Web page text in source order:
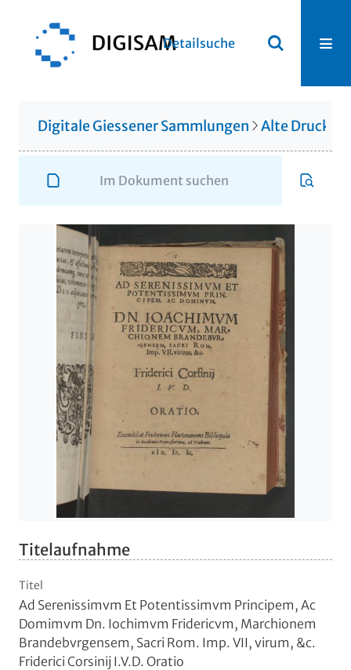
Detailsuche
Digitale Giessener Sammlungen Alte Drucke
Titelaufnahme
Titel
Ad Serenissimvm Et Potentissimvm Principem, Ac
Domimvm Dn. Iochimvm Fridericvm, Marchionem
Brandebvrgensem, Sacri Rom. Imp. VII, virum, &c.
Friderici Corsinij I.V.D. Oratio